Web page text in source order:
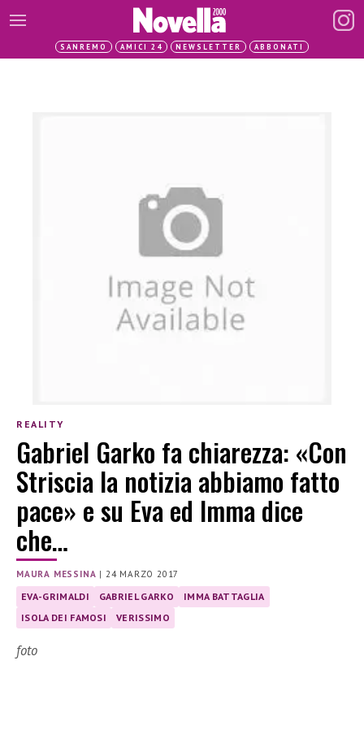
SANREMO AMICI 24 NEWSLETTER ABBONATI
REALITY
Gabriel Garko fa chiarezza: «Con
Striscia la notizia abbiamo fatto
pace» e su Eva ed Imma dice
che…
MAURA MESSINA | 24 MARZO 2017
EVA-GRIMALDI GABRIEL GARKO
IMMA BATTAGLIA
ISOLA DEI FAMOSI
VERISSIMO
foto